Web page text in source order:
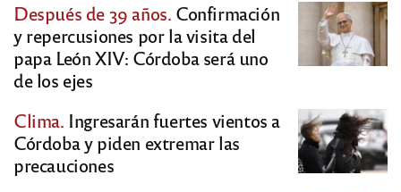
Después de 39 años. Confirmación
y repercusiones por la visita del
papa León XIV: Córdoba será uno
de los ejes
Clima. Ingresarán fuertes vientos a
Córdoba y piden extremar las
precauciones